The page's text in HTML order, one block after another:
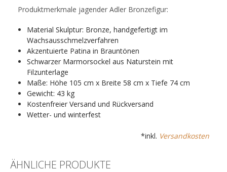
Produktmerkmale jagender Adler Bronzefigur:
Material Skulptur: Bronze, handgefertigt im
Wachsausschmelzverfahren
Akzentuierte Patina in Brauntönen
Schwarzer Marmorsockel aus Naturstein mit
Filzunterlage
Maße: Höhe 105 cm x Breite 58 cm x Tiefe 74 cm
Gewicht: 43 kg
Kostenfreier Versand und Rückversand
Wetter- und winterfest
*inkl. Versandkosten
ÄHNLICHE PRODUKTE